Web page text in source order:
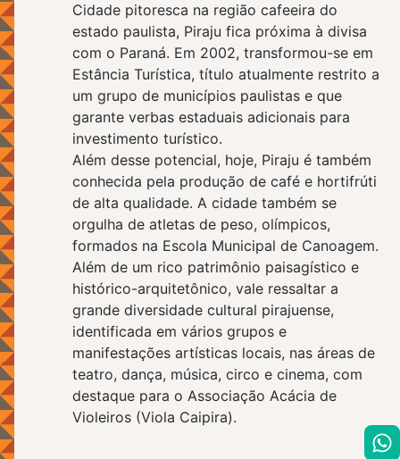
Cidade pitoresca na região cafeeira do
estado paulista, Piraju fica próxima à divisa
com o Paraná. Em 2002, transformou-se em
Estância Turística, título atualmente restrito a
um grupo de municípios paulistas e que
garante verbas estaduais adicionais para
investimento turístico.
Além desse potencial, hoje, Piraju é também
conhecida pela produção de café e hortifrúti
de alta qualidade. A cidade também se
orgulha de atletas de peso, olímpicos,
formados na Escola Municipal de Canoagem.
Além de um rico patrimônio paisagístico e
histórico-arquitetônico, vale ressaltar a
grande diversidade cultural pirajuense,
identificada em vários grupos e
manifestações artísticas locais, nas áreas de
teatro, dança, música, circo e cinema, com
destaque para o Associação Acácia de
Violeiros (Viola Caipira).